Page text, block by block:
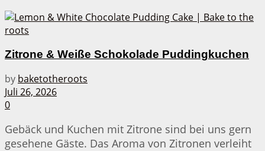
Zitrone & Weiße Schokolade Puddingkuchen
by baketotheroots
Juli 26, 2026
0
Gebäck und Kuchen mit Zitrone sind bei uns gern
gesehene Gäste. Das Aroma von Zitronen verleiht